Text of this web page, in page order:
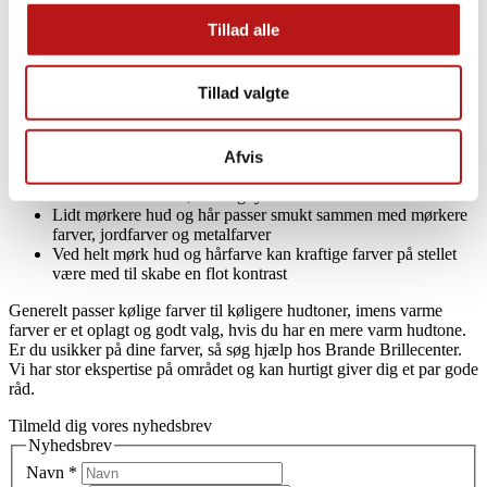
Tillad alle
Tillad valgte
Afvis
optiker i Brande
Ligesom din ansigtsform kan have indflydelse på, hvilke briller der
sammenhæng til både din hud- og hårfarve, men også farverne i din
garderobe. Du skal nemlig være sikker på, at brillestellet passer til
dig og dit tøj derhjemme.
Lidt mørkere hud og hår passer smukt sammen med mørkere
farver, jordfarver og metalfarver
Ved helt mørk hud og hårfarve kan kraftige farver på stellet
være med til skabe en flot kontrast
Generelt passer kølige farver til køligere hudtoner, imens varme
farver er et oplagt og godt valg, hvis du har en mere varm hudtone.
Er du usikker på dine farver, så søg hjælp hos Brande Brillecenter.
Vi har stor ekspertise på området og kan hurtigt giver dig et par gode
råd.
Tilmeld dig vores nyhedsbrev
Nyhedsbrev
Navn *